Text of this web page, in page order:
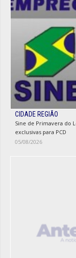
CIDADE REGIÃO
Sine de Primavera do
exclusivas para PCD
05/08/2026